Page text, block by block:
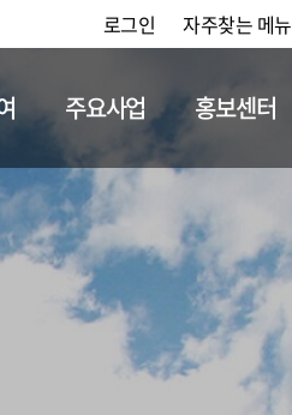
로그인 자주찾는 메뉴
용정보
주요사업 홍보센터